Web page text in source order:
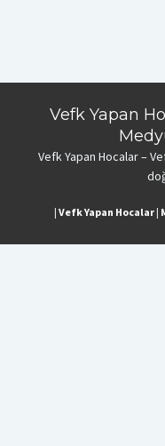
Vefk Yapan
Vefk Yapan Hocalar –
| Vefk Yapan Hocalar|